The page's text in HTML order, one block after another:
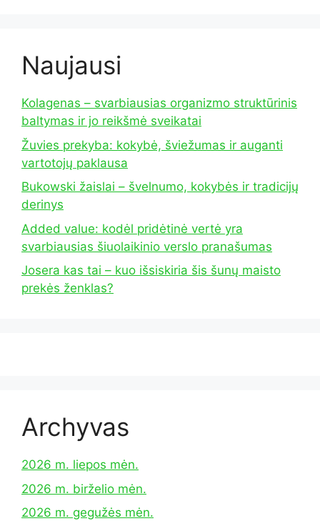
Naujausi
Kolagenas – svarbiausias organizmo struktūrinis
baltymas ir jo reikšmė sveikatai
Žuvies prekyba: kokybė, šviežumas ir auganti
vartotojų paklausa
Bukowski žaislai – švelnumo, kokybės ir tradicijų
derinys
Added value: kodėl pridėtinė vertė yra
svarbiausias šiuolaikinio verslo pranašumas
Josera kas tai – kuo išsiskiria šis šunų maisto
prekės ženklas?
Archyvas
2026 m. liepos mėn.
2026 m. birželio mėn.
2026 m. gegužės mėn.